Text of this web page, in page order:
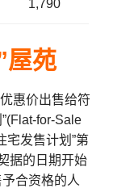
1,790
屋苑
惠价出售给符
for-Sale
宅发售计划”第
据的日期开始
合资格的人